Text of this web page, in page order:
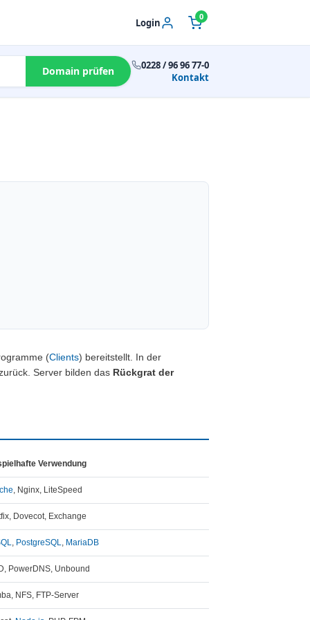
Login 0
Domain prüfen
0228 / 96 96 77-0
Kontakt
(Clients) bereitstellt. In der
Server bilden das Rückgrat der
Verwendung
, Nginx, LiteSpeed
Dovecot, Exchange
PostgreSQL MariaDB
PowerDNS, Unbound
NFS, FTP-Server